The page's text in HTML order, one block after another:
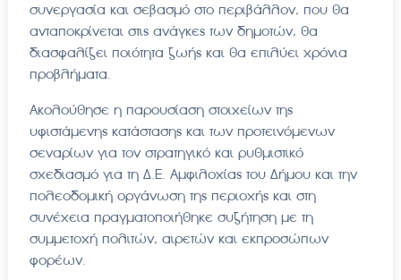
συνεργασία και σεβασμό στο περιβάλλον, που θα
ανταποκρίνεται στις ανάγκες των δημοτών, θα
διασφαλίζει ποιότητα ζωής και θα επιλύει χρόνια
προβλήματα.
Ακολούθησε η παρουσίαση στοιχείων της
υφιστάμενης κατάστασης και των προτεινόμενων
σεναρίων για τον στρατηγικό και ρυθμιστικό
σχεδιασμό για τη Δ.Ε. Αμφιλοχίας του Δήμου και την
πολεοδομική οργάνωση της περιοχής και στη
συνέχεια πραγματοποιήθηκε συζήτηση με τη
συμμετοχή πολιτών, αιρετών και εκπροσώπων
φορέων.